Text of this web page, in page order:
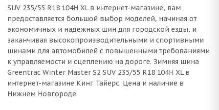
SUV 235/55 R18 104H XL в интернет-магазине, вам
предоставляется большой выбор моделей, начиная от
экономичных и надежных шин для городской езды, и
заканчивая высокопроизводительными и спортивными
шинами для автомобилей с повышенными требованиями
к управляемости и сцеплению на дороге. Зимняя шина
Greentrac Winter Master S2 SUV 235/55 R18 104H XL в
интернет-магазине Кинг Тайерс. Цена и наличие в
Нижнем Новгороде.